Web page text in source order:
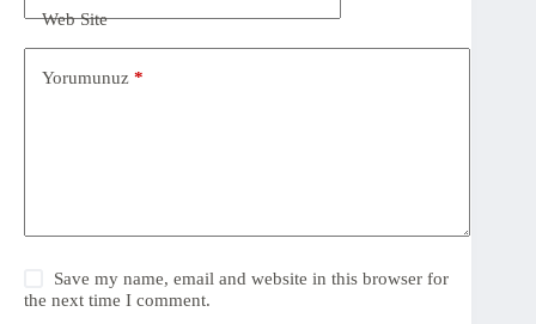
Web Site
Yorumunuz *
Save my name, email and website in this browser for
the next time I comment.